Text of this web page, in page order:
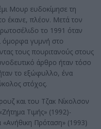
Μουρ ευδοκίμησε τη
έκανε, πλέον. Μετά τον
το 1991 όταν
όμορφα γυμνή στο
τους πουριτανούς στους
άρθρο ήταν τόσο
το εξώφυλλο, ένα
στόχος.
και του Τζακ Νίκολσον
Τιμής» (1992)-
Πρόταση» (1993)